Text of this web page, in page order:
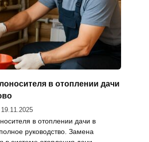
в отоплении дачи
19.11.2025
в отоплении дачи в
руководство. Замена